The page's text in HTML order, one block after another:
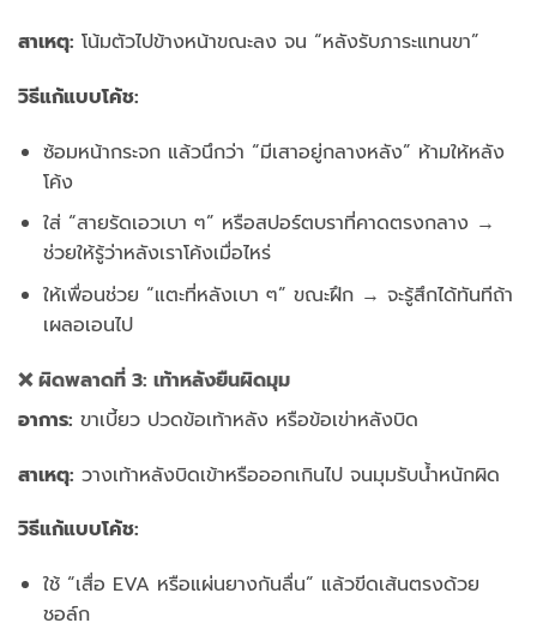
สาเหตุ: โน้มตัวไปข้างหน้าขณะลง จน “หลังรับภาระแทนขา”
วิธีแก้แบบโค้ช:
ซ้อมหน้ากระจก แล้วนึกว่า “มีเสาอยู่กลางหลัง” ห้ามให้หลัง
โค้ง
ใส่ “สายรัดเอวเบา ๆ” หรือสปอร์ตบราที่คาดตรงกลาง →
ช่วยให้รู้ว่าหลังเราโค้งเมื่อไหร่
ให้เพื่อนช่วย “แตะที่หลังเบา ๆ” ขณะฝึก → จะรู้สึกได้ทันทีถ้า
เผลอเอนไป
❌ ผิดพลาดที่ 3: เท้าหลังยืนผิดมุม
อาการ: ขาเบี้ยว ปวดข้อเท้าหลัง หรือข้อเข่าหลังบิด
สาเหตุ: วางเท้าหลังบิดเข้าหรือออกเกินไป จนมุมรับน้ำหนักผิด
วิธีแก้แบบโค้ช:
ใช้ “เสื่อ EVA หรือแผ่นยางกันลื่น” แล้วขีดเส้นตรงด้วย
ชอล์ก